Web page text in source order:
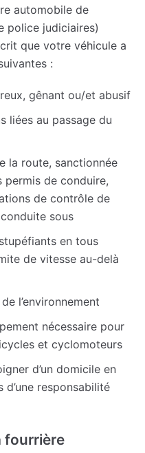
automobile de
police judiciaires)
que votre véhicule a
:
gênant ou/et abusif
liées au passage du
la route, sanctionnée
permis de conduire,
de contrôle de
sous
en tous
de vitesse au-delà
l’environnement
nécessaire pour
et cyclomoteurs
d’un domicile en
d’une responsabilité
fourrière